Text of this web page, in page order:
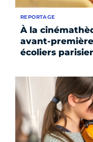
À la
avant-
écoliers
REPORTAGE